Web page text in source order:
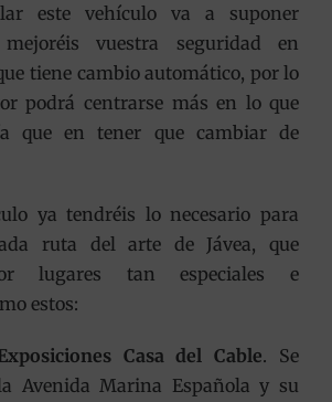
este vehículo va a suponer
vuestra seguridad en
tiene cambio automático, por lo
podrá centrarse más en lo que
que en tener que cambiar de
ya tendréis lo necesario para
ruta del arte de Jávea, que
lugares tan especiales e
estos:
Casa del Cable. Se
Avenida Marina Española y su